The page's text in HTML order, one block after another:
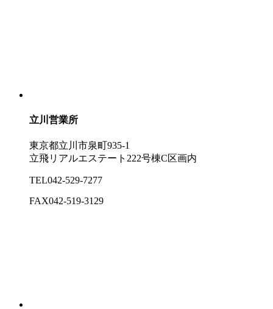
立川営業所
東京都立川市泉町935-1
立飛リアルエステート222号棟C区画内
TEL042-529-7277
FAX042-519-3129